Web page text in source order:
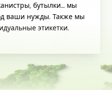
бутылки… мы
ваши нужды. Также мы
этикетки.